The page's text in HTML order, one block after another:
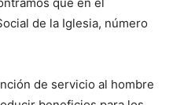
de la Iglesia, nú­mero
de servicio al hombre